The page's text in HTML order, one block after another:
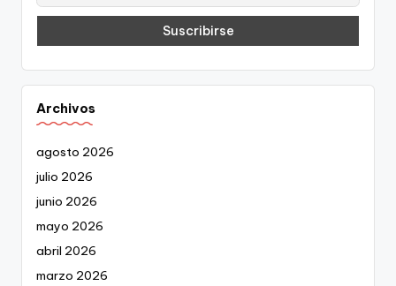
Archivos
agosto 2026
julio 2026
junio 2026
mayo 2026
abril 2026
marzo 2026